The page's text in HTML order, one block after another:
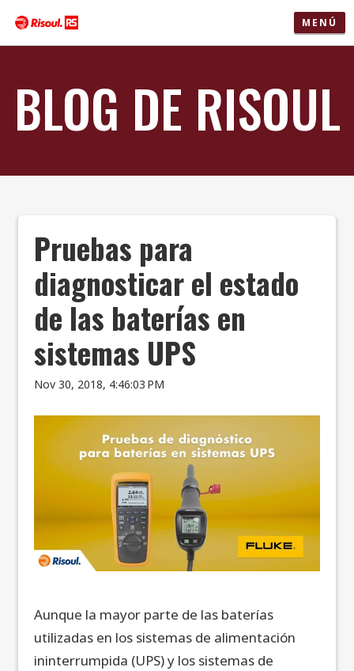
MENÚ
BLOG DE RISOUL
Pruebas para
diagnosticar el estado
de las baterías en
sistemas UPS
Nov 30, 2018, 4:46:03 PM
Aunque la mayor parte de las baterías
utilizadas en los sistemas de alimentación
ininterrumpida (UPS) y los sistemas de